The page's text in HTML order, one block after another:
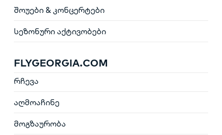
შოუები & კონცერტები
სეზონური აქტივობები
FLYGEORGIA.COM
რჩევა
აღმოაჩინე
მოგზაურობა